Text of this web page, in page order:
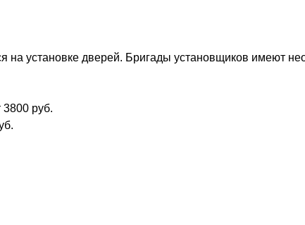
установке дверей. Бригады установщиков имеют
3800 руб.